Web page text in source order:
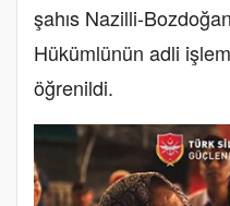
şahıs Nazilli-
Hükümlünün adli
öğrenildi.